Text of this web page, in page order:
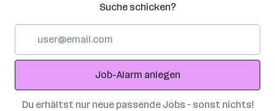
Suche schicken?
Adresse
Job-Alarm anlegen
Du erhältst nur neue passende Jobs – sonst nichts!